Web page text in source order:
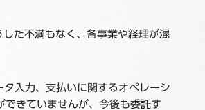
た不満もなく、各事業や経理が混
入力、支払いに関するオペレーシ
きていませんが、今後も委託す